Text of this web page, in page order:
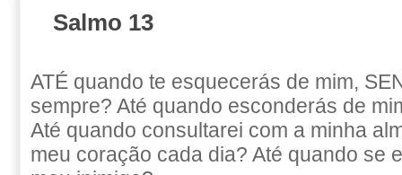
Salmo 13
ATÉ quando te esquecerás de mim,
sempre? Até quando esconderás de
Até quando consultarei com a minha
meu coração cada dia? Até quando se